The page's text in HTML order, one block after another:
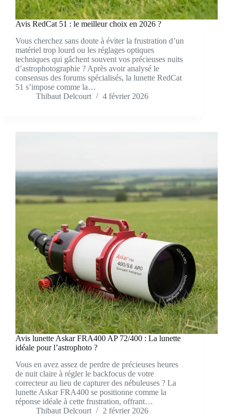
Avis RedCat 51 : le meilleur choix en 2026 ?
Vous cherchez sans doute à éviter la frustration d’un
matériel trop lourd ou les réglages optiques
techniques qui gâchent souvent vos précieuses nuits
d’astrophotographie ? Après avoir analysé le
consensus des forums spécialisés, la lunette RedCat
51 s’impose comme la…
Thibaut Delcourt
4 février 2026
Avis lunette Askar FRA400 AP 72/400 : La lunette
idéale pour l’astrophoto ?
Vous en avez assez de perdre de précieuses heures
de nuit claire à régler le backfocus de votre
correcteur au lieu de capturer des nébuleuses ? La
lunette Askar FRA400 se positionne comme la
réponse idéale à cette frustration, offrant…
Thibaut Delcourt
2 février 2026